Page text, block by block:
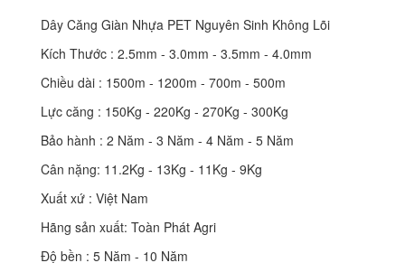
Dây Căng Giàn Nhựa PET Nguyên Sinh Không Lõi
Kích Thước : 2.5mm - 3.0mm - 3.5mm - 4.0mm
Chiều dài : 1500m - 1200m - 700m - 500m
Lực căng : 150Kg - 220Kg - 270Kg - 300Kg
Bảo hành : 2 Năm - 3 Năm - 4 Năm - 5 Năm
Cân nặng: 11.2Kg - 13Kg - 11Kg - 9Kg
Xuất xứ : Việt Nam
Hãng sản xuất: Toàn Phát Agri
Độ bền : 5 Năm - 10 Năm